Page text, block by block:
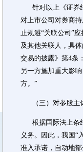
针对以上《证券经
对上市公司对券商
止规避“关联公司”
及其他关联人，具
交易的披露》第4条
另一方施加重大影
方。”
（三）对参股主
根据国际法上条约
义务。因此，我国“
准入承诺，自动地